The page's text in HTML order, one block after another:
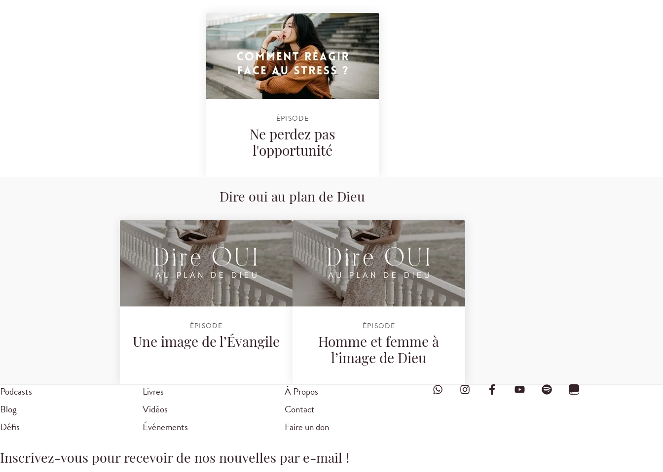
ÉPISODE
Ne perdez pas
l'opportunité
Dire oui au plan de Dieu
ÉPISODE
Une image de l’Évangile
ÉPISODE
Homme et femme à
l’image de Dieu
Podcasts
Blog
Défis
Livres
Vidéos
Événements
À Propos
Contact
Faire un don
Inscrivez-vous pour recevoir de nos nouvelles par e-mail !